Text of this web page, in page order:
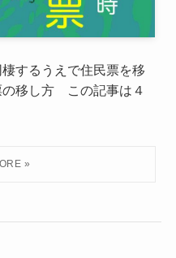
するうえで住民票を移
移し方 この記事は４